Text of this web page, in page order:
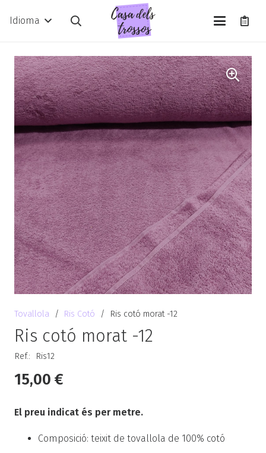
Idioma
Tovallola / Ris Cotó / Ris cotó morat -12
Ris cotó morat -12
Ref.: Ris12
15,00 €
El preu indicat és per metre.
Composició: teixit de tovallola de 100% cotó